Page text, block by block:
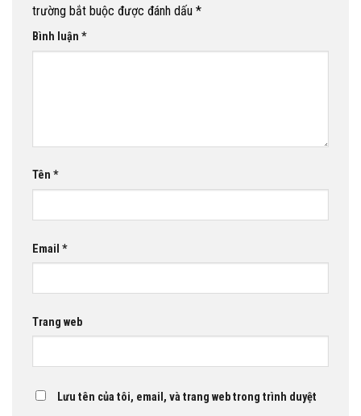
trường bắt buộc được đánh dấu *
Bình luận *
Tên *
Email *
Trang web
Lưu tên của tôi, email, và trang web trong trình duyệt